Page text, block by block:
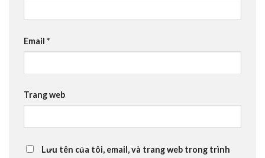
Email *
Trang web
Lưu tên của tôi, email, và trang web trong trình